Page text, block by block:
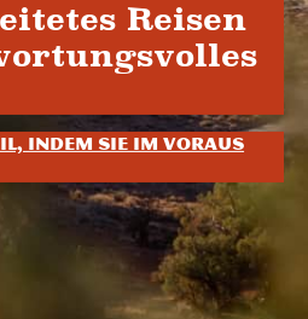
Reisen
indem Sie im Voraus